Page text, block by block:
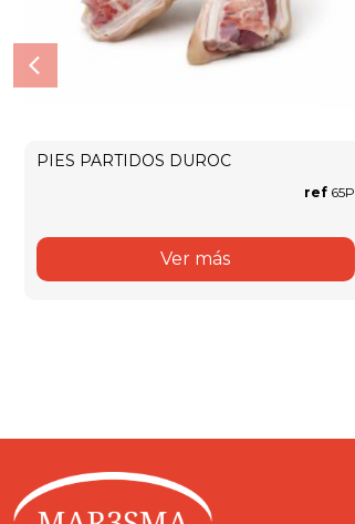
PIES PARTIDOS DUROC
ref65P
Ver más